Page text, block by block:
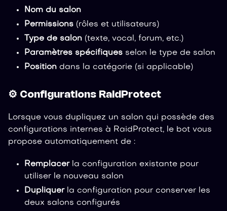
Nom du salon
Permissions (rôles et utilisateurs)
Type de salon (texte, vocal, forum, etc.)
Paramètres spécifiques selon le type de salon
Position dans la catégorie (si applicable)
⚙️ Configurations RaidProtect
Lorsque vous dupliquez un salon qui possède des
configurations internes à RaidProtect, le bot vous
propose automatiquement de :
Remplacerla configuration existante pour
utiliser le nouveau salon
Dupliquerla configuration pour conserver les
deux salons configurés